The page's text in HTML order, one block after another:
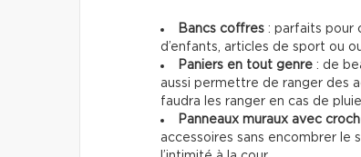
Bancs coffres : parfaits pour
d’enfants, articles de sport ou
Paniers en tout genre : de
aussi permettre de ranger des
faudra les ranger en cas de
Panneaux muraux avec
accessoires sans encombrer le